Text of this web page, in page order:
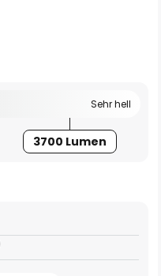
Sehr hell
3700 Lumen